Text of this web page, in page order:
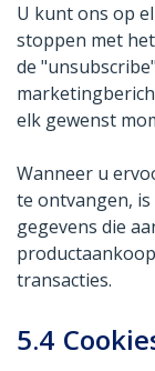
U kunt ons op
stoppen met
de
elk gewenst
Wanneer u
te ontvangen,
gegevens die
transacties.
5.4